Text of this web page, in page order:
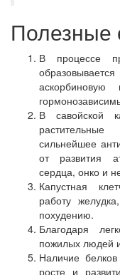
Полезные
В процессе
В савойской
сильнейшее
от развития
сердца, онко и
Капустная
работу
похудению.
Благодаря
пожилых людей
Наличие
росте и